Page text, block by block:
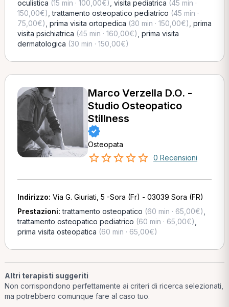
oculistica (15 min · 100,00€) visita pediatrica (45 min ·
150,00€) ,trattamento osteopatico pediatrico (45 min ·
75,00€) prima visita ortopedica (30 min · 150,00€) prima
visita psichiatrica (45 min · 160,00€) prima visita
dermatologica (30 min · 150,00€)
Marco Verzella D.O. -
Studio Osteopatico
Stillness
Osteopata
0 Recensioni
Indirizzo: Via G. Giuriati, 5 -Sora (Fr) - 03039 Sora (FR)
Prestazioni:trattamento osteopatico (60 min · 65,00€)
trattamento osteopatico pediatrico (60 min · 65,00€)
prima visita osteopatica (60 min · 65,00€)
Altri terapisti suggeriti
Non corrispondono perfettamente ai criteri di ricerca selezionati,
ma potrebbero comunque fare al caso tuo.